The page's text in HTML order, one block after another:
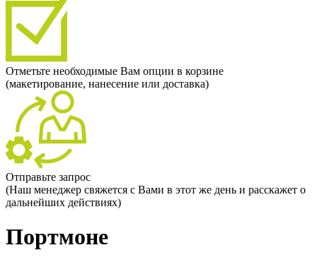
Отметьте необходимые Вам опции в корзине
(макетирование, нанесение или доставка)
Отправьте запрос
(Наш менеджер свяжется с Вами в этот же день и расскажет о
дальнейших действиях)
Портмоне